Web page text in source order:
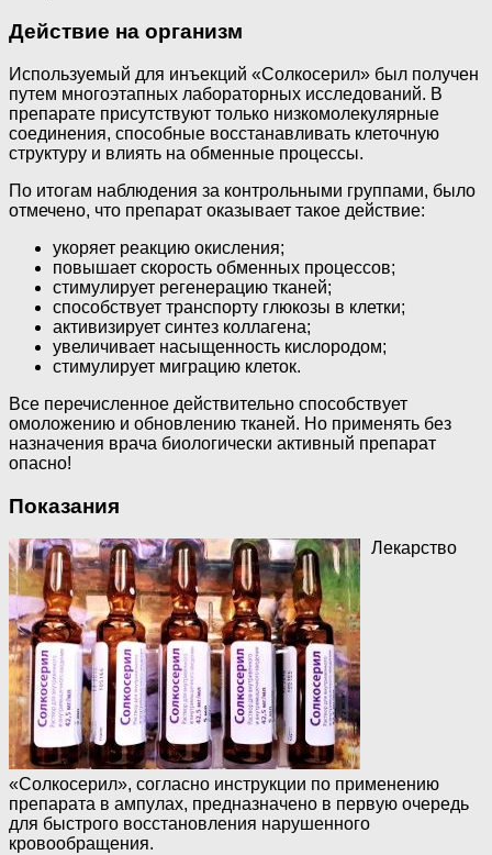
Действие на организм
Используемый для инъекций «Солкосерил» был получен
путем многоэтапных лабораторных исследований. В
препарате присутствуют только низкомолекулярные
соединения, способные восстанавливать клеточную
структуру и влиять на обменные процессы.
По итогам наблюдения за контрольными группами, было
отмечено, что препарат оказывает такое действие:
укоряет реакцию окисления;
повышает скорость обменных процессов;
стимулирует регенерацию тканей;
способствует транспорту глюкозы в клетки;
активизирует синтез коллагена;
увеличивает насыщенность кислородом;
стимулирует миграцию клеток.
Все перечисленное действительно способствует
омоложению и обновлению тканей. Но применять без
назначения врача биологически активный препарат
опасно!
Показания
Лекарство
«Солкосерил», согласно инструкции по применению
препарата в ампулах, предназначено в первую очередь
для быстрого восстановления нарушенного
кровообращения.